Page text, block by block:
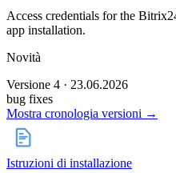
Access credentials for the
app installation.
Novità
Versione 4 · 23.06.2026
bug fixes
Mostra cronologia versioni →
Istruzioni di installazione